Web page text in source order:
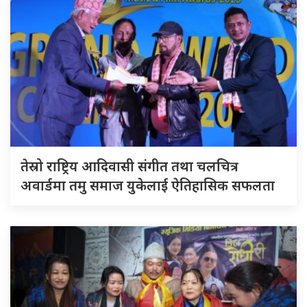
तेस्रो राष्ट्रिय आदिवासी संगीत तथा चलचित्र
अवार्डमा तमु समाज युकेलाई ऐतिहासिक सफलता